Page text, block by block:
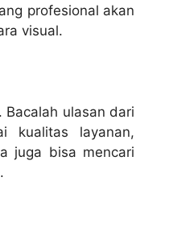
profesional akan
visual.
ulasan dari
kualitas layanan,
juga bisa mencari